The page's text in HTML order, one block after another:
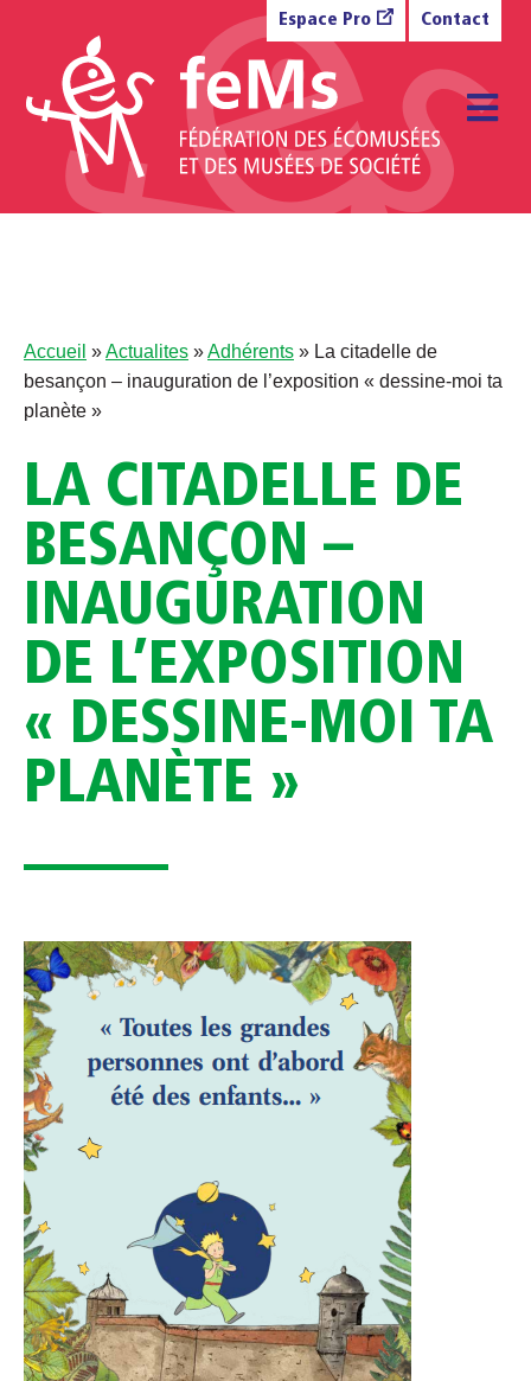
Espace Pro Contact
Accueil »Actualites »Adhérents » La citadelle de
besançon – inauguration de l’exposition « dessine-moi ta
planète »
LA CITADELLE DE
BESANÇON –
INAUGURATION
DE L’EXPOSITION
« DESSINE-MOI TA
PLANÈTE »